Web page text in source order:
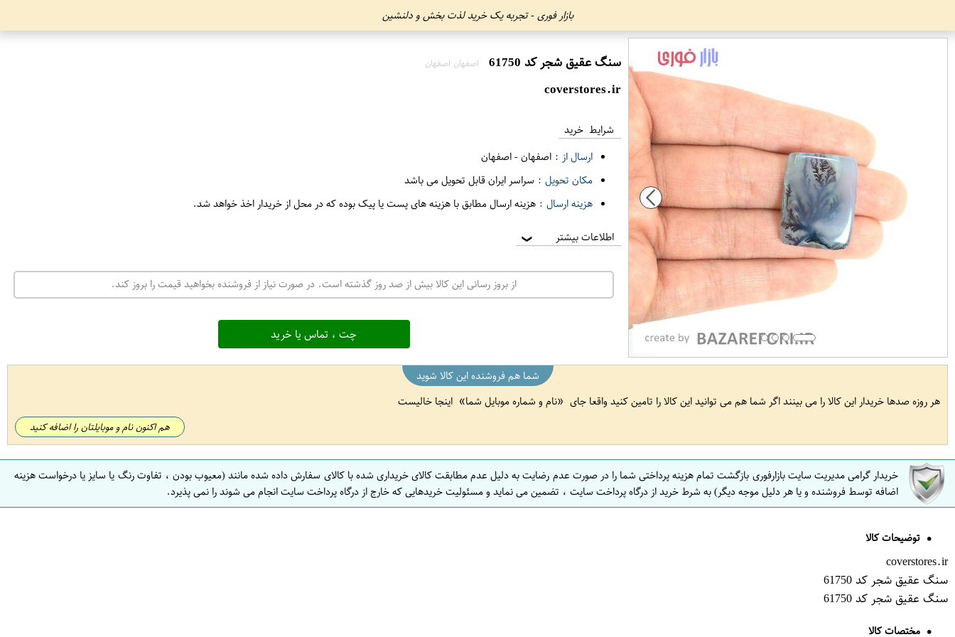
بازار فوری - تجربه یک خرید لذت بخش و دلنشین
سنگ عقیق شجر کد 61750 اصفهان اصفهان
coverstores.ir
شرایط خرید
ارسال از : اصفهان-اصفهان
مکان تحویل : سراسر ایران قابل تحویل می باشد
هزینه ارسال : هزینه ارسال مطابق با هزینه های پست یا پیک بوده که در محل از خریدار اخذ خواهد شد.
اطلاعات بیشتر ❯
از بروز رسانی این کالا بیش از صد روز گذشته است. در صورت نیاز از فروشنده بخواهید قیمت را بروز کند.
چت ، تماس یا خرید
شما هم فروشنده این کالا شوید
هر روزه صدها خریدار این کالا را می بینند اگر شما هم می توانید این کالا را تامین کنید واقعا جای
نام و شماره موبایل شما اینجا خالیست
هم اکنون نام و موبایلتان را اضافه کنید
خریدار گرامی مدیریت سایت بازارفوری بازگشت تمام هزینه پرداختی شما را در صورت عدم رضایت به دلیل عدم مطابقت کالای خریداری شده با کالای سفارش داده شده مانند (معیوب بودن ، تفاوت رنگ یا سایز یا درخواست هزینه
اضافه توسط فروشنده و یا هر دلیل موجه دیگر) به شرط خرید از درگاه پرداخت سایت ، تضمین می نماید و مسئولیت خریدهایی که خارج از درگاه پرداخت سایت انجام می شوند را نمی پذیرد.
توضیحات کالا
coverstores.ir
سنگ عقیق شجر کد 61750
سنگ عقیق شجر کد 61750
مختصات کالا